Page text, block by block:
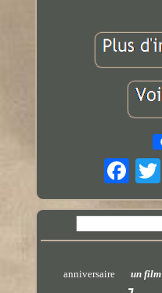
anniversaire un film